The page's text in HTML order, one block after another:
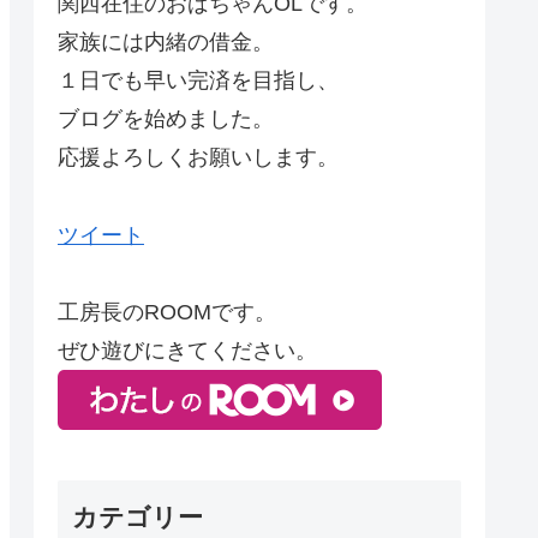
家族には内緒の借金。
１日でも早い完済を目指し、
ブログを始めました。
応援よろしくお願いします。
ツイート
工房長のROOMです。
ぜひ遊びにきてください。
カテゴリー